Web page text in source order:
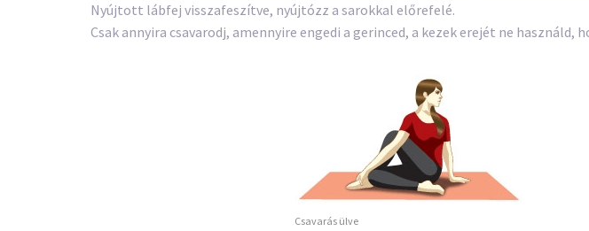
Nyújtott lábfej visszafeszítve, nyújtózz a sarokkal előrefelé.
Csak annyira csavarodj, amennyire engedi a gerinced, a kezek erejét ne használd,
Csavarás ülve